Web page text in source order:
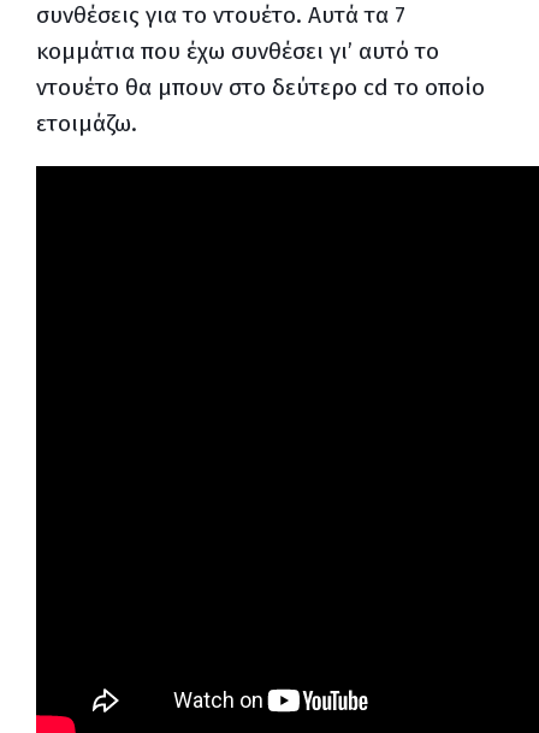
συνθέσεις για το ντουέτο. Αυτά τα 7
κομμάτια που έχω συνθέσει γι’ αυτό το
ντουέτο θα μπουν στο δεύτερο cd το οποίο
ετοιμάζω.